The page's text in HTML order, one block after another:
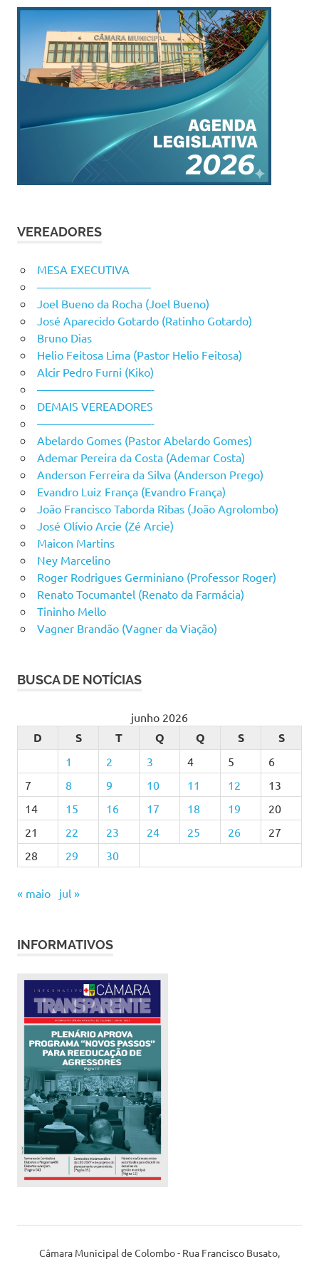
VEREADORES
MESA EXECUTIVA
——————————
Joel Bueno da Rocha (Joel Bueno)
José Aparecido Gotardo (Ratinho Gotardo)
Bruno Dias
Helio Feitosa Lima (Pastor Helio Feitosa)
Alcir Pedro Furni (Kiko)
——————————-
DEMAIS VEREADORES
——————————-
Abelardo Gomes (Pastor Abelardo Gomes)
Ademar Pereira da Costa (Ademar Costa)
Anderson Ferreira da Silva (Anderson Prego)
Evandro Luiz França (Evandro França)
João Francisco Taborda Ribas (João Agrolombo)
José Olívio Arcie (Zé Arcie)
Maicon Martins
Ney Marcelino
Roger Rodrigues Germiniano (Professor Roger)
Renato Tocumantel (Renato da Farmácia)
Tininho Mello
Vagner Brandão (Vagner da Viação)
BUSCA DE NOTÍCIAS
junho 2026
D S T Q Q S S
1 2 3 4 5
6
7
8 9 10 11 12
13
14
15 16 17 18 19
20
21
22 23 24 25 26
27
28
29 30
« maio jul »
INFORMATIVOS
Câmara Municipal de Colombo - Rua Francisco Busato,